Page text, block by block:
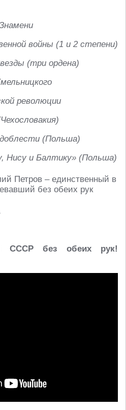
войны (1 и 2 степени)
(три ордена)
революции
(Польша)
Нису и Балтику» (Польша)
СССР без обеих рук!